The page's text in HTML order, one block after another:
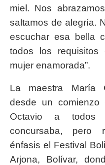
miel. Nos
saltamos de alegría.
escuchar esa bella
todos los requisitos
mujer enamorada”.
La maestra María
desde un comienzo
Octavio a todos
concursaba, pero
énfasis el Festival
Arjona, Bolívar,